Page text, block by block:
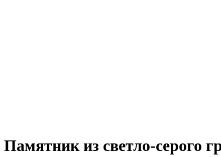
Памятник из светло-серого